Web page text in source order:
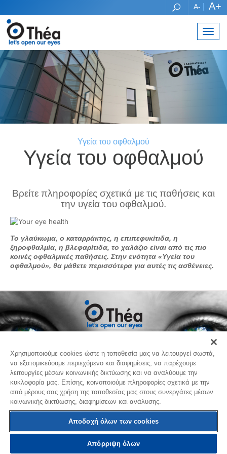
A- A+
Υγεία του οφθαλμού
Υγεία του οφθαλμού
Βρείτε πληροφορίες σχετικά με τις παθήσεις και
την υγεία του οφθαλμού.
Το γλαύκωμα, ο καταρράκτης, η επιπεφυκίτιδα, η
ξηροφθαλμία, η βλεφαρίτιδα, το χαλάζιο είναι από τις πιο
κοινές οφθαλμικές παθήσεις. Στην ενότητα «Υγεία του
οφθαλμού», θα μάθετε περισσότερα για αυτές τις ασθένειες.
THEA PHARMA HELLAS
Λ.Μαραθώνος 110 & Καζαντζάκη
15344 Γέρακας
ΕΛΛΑΔΑ
Πολιτική Απορρήτου
Χρησιμοποιούμε cookies ώστε η τοποθεσία μας να λειτουργεί σωστά,
να εξατομικεύουμε περιεχόμενο και διαφημίσεις, να παρέχουμε
λειτουργίες μέσων κοινωνικής δικτύωσης και να αναλύουμε την
κυκλοφορία μας. Επίσης, κοινοποιούμε πληροφορίες σχετικά με την
από μέρους σας χρήση της τοποθεσίας μας στους συνεργάτες μέσων
κοινωνικής δικτύωσης, διαφημίσεων και ανάλυσης.
Αποδοχή όλων των cookies
Απόρριψη όλων